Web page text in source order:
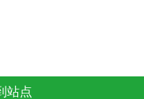
站点